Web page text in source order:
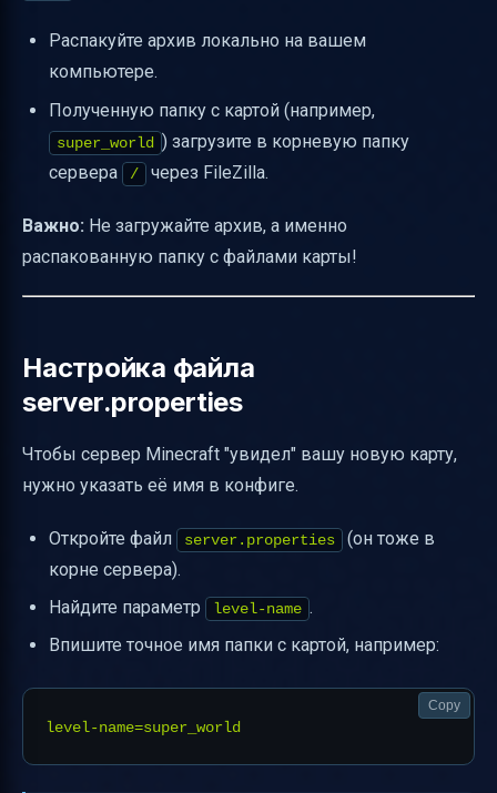
Распакуйте архив локально на вашем
компьютере.
Полученную папку с картой (например,
super_world ) загрузите в корневую папку
сервера
/ через FileZilla.
Важно: Не загружайте архив, а именно
распакованную папку с файлами карты!
Настройка файла
server.properties
Чтобы сервер Minecraft "увидел" вашу новую карту,
нужно указать её имя в конфиге.
Откройте файл server.properties
(он тоже в
корне сервера).
Найдите параметр
level-name .
Впишите точное имя папки с картой, например:
Copy